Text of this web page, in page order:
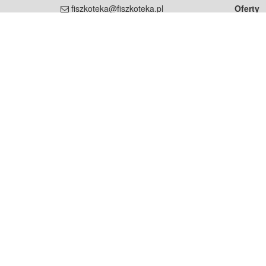
fiszkoteka@fiszkoteka.pl
Oferty